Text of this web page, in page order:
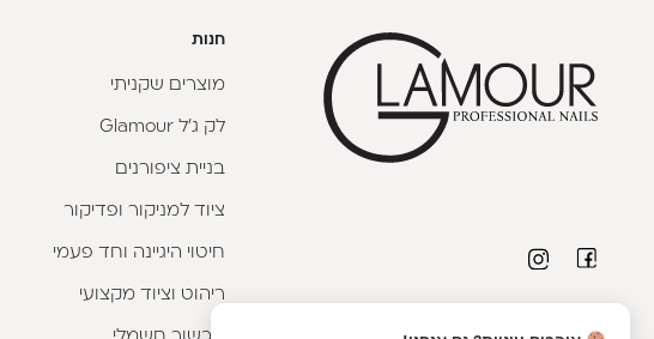
חנות
מוצרים שקניתי
לק ג'ל Glamour
בניית ציפורנים
ציוד למניקור ופדיקור
חיטוי היגיינה וחד פעמי
ריהוט וציוד מקצועי